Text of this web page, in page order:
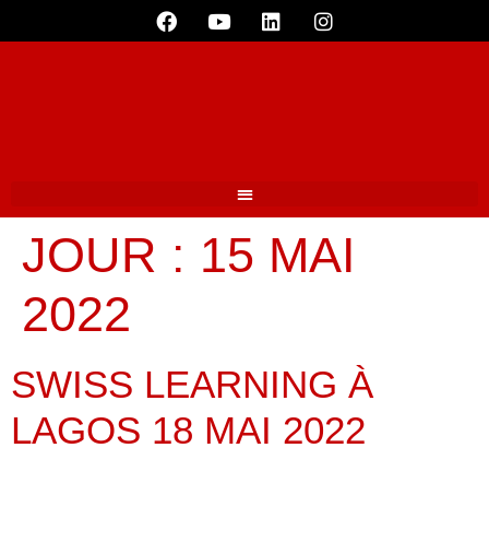
JOUR : 15 MAI
2022
SWISS LEARNING À
LAGOS 18 MAI 2022